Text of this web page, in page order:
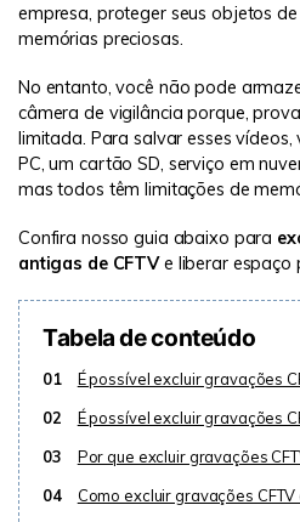
empresa, proteger seus objetos
memórias preciosas.
No entanto, você não pode
câmera de vigilância porque,
limitada. Para salvar esses
PC, um cartão SD, serviço em
mas todos têm limitações de
Confira nosso guia abaixo para
antigas de CFTVe liberar espaço
Tabela de conteúdo
01
É possível excluir gravações
02
É possível excluir gravações
03
Por que excluir gravações
04
Como excluir gravações CFTV